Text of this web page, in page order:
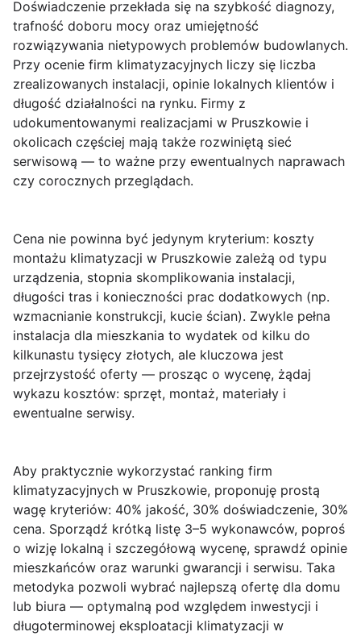
Doświadczenie przekłada się na szybkość diagnozy,
trafność doboru mocy oraz umiejętność
rozwiązywania nietypowych problemów budowlanych.
Przy ocenie firm klimatyzacyjnych liczy się liczba
zrealizowanych instalacji, opinie lokalnych klientów i
długość działalności na rynku. Firmy z
udokumentowanymi realizacjami w Pruszkowie i
okolicach częściej mają także rozwiniętą sieć
serwisową — to ważne przy ewentualnych naprawach
czy corocznych przeglądach.
Cena nie powinna być jedynym kryterium: koszty
montażu klimatyzacji w Pruszkowie zależą od typu
urządzenia, stopnia skomplikowania instalacji,
długości tras i konieczności prac dodatkowych (np.
wzmacnianie konstrukcji, kucie ścian). Zwykle pełna
instalacja dla mieszkania to wydatek od kilku do
kilkunastu tysięcy złotych, ale kluczowa jest
przejrzystość oferty — prosząc o wycenę, żądaj
wykazu kosztów: sprzęt, montaż, materiały i
ewentualne serwisy.
Aby praktycznie wykorzystać ranking firm
klimatyzacyjnych w Pruszkowie, proponuję prostą
wagę kryteriów: 40% jakość, 30% doświadczenie, 30%
cena. Sporządź krótką listę 3–5 wykonawców, poproś
o wizję lokalną i szczegółową wycenę, sprawdź opinie
mieszkańców oraz warunki gwarancji i serwisu. Taka
metodyka pozwoli wybrać najlepszą ofertę dla domu
lub biura — optymalną pod względem inwestycji i
długoterminowej eksploatacji klimatyzacji w